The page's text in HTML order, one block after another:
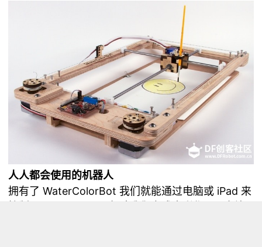
人人都会使用的机器人
拥有了 WaterColorBot 我们就能通过电脑或 iPad 来